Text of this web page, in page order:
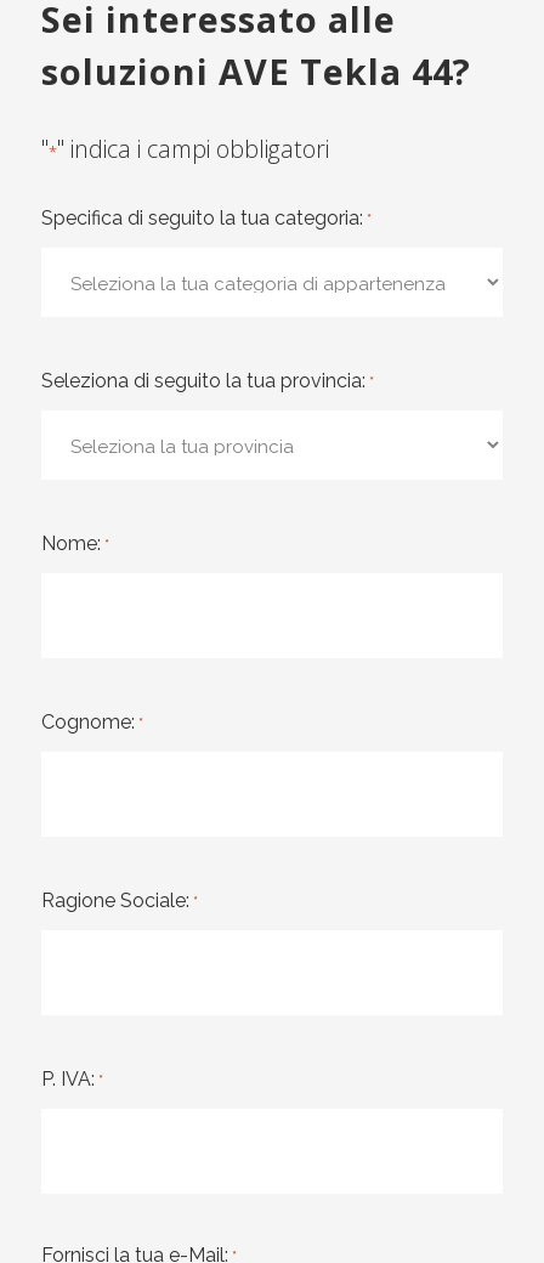
Sei interessato alle
soluzioni AVE Tekla 44?
"*" indica i campi obbligatori
Specifica di seguito la tua categoria: *
Seleziona di seguito la tua provincia: *
Nome: *
Cognome: *
Ragione Sociale: *
P. IVA: *
Fornisci la tua e-Mail: *